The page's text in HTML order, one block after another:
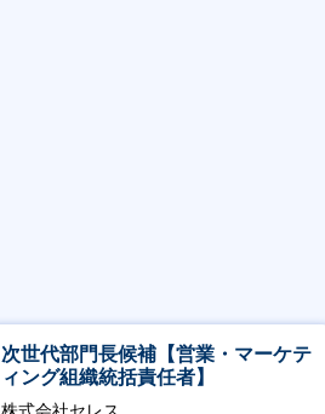
次世代部門長候補【営業・マーケテ
ィング組織統括責任者】